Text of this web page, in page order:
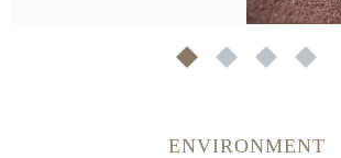
1 2 3 4
ENVIRONMENT